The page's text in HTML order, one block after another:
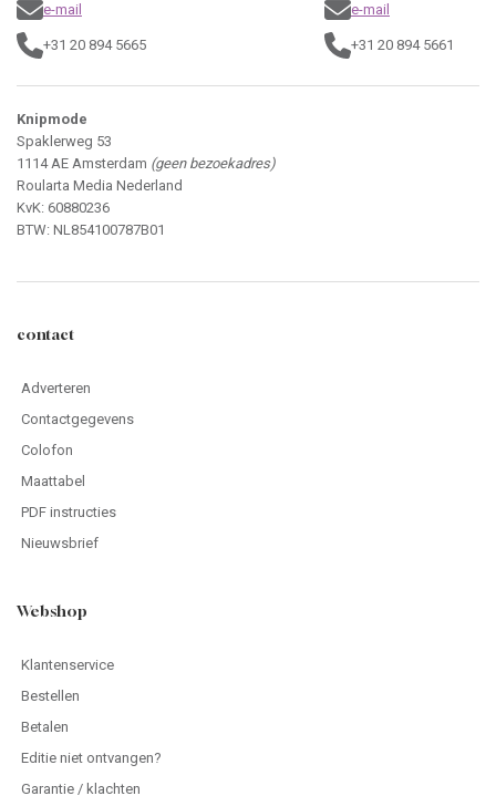
e-mail
+31 20 894 5665
e-mail
+31 20 894 5661
Knipmode
Spaklerweg 53
1114 AE Amsterdam (geen bezoekadres)
Roularta Media Nederland
KvK: 60880236
BTW: NL854100787B01
contact
Adverteren
Contactgegevens
Colofon
Maattabel
PDF instructies
Nieuwsbrief
Webshop
Klantenservice
Bestellen
Betalen
Editie niet ontvangen?
Garantie / klachten